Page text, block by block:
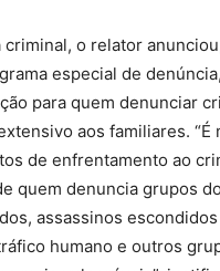
criminal, o relator
especial de
para quem denunciar
aos familiares. “É
de enfrentamento ao
quem denuncia grupos
assassinos
humano e outros